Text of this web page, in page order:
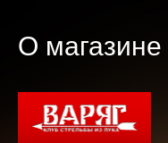
О магазине